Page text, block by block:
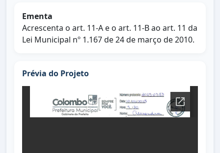
Ementa
Acrescenta o art. 11-A e o art. 11-B ao art. 11 da
Lei Municipal nº 1.167 de 24 de março de 2010.
Prévia do Projeto